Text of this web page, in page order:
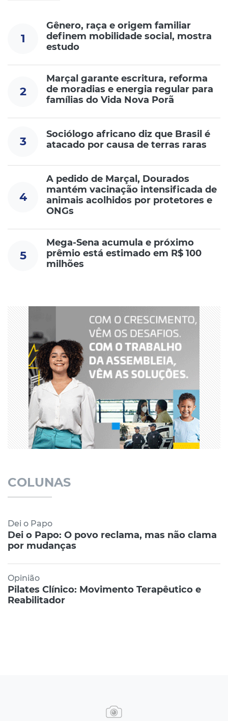
1
Gênero, raça e origem familiar
definem mobilidade social, mostra
estudo
2
Marçal garante escritura, reforma
de moradias e energia regular para
famílias do Vida Nova Porã
3
Sociólogo africano diz que Brasil é
atacado por causa de terras raras
4
A pedido de Marçal, Dourados
mantém vacinação intensificada de
animais acolhidos por protetores e
ONGs
5
Mega-Sena acumula e próximo
prêmio está estimado em R$ 100
milhões
COLUNAS
Dei o Papo
Dei o Papo: O povo reclama, mas não clama
por mudanças
Opinião
Pilates Clínico: Movimento Terapêutico e
Reabilitador